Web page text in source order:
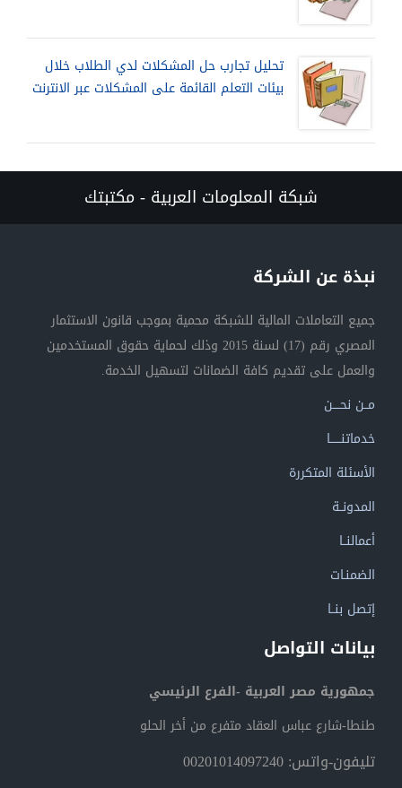
تحليل تجارب حل المشكلات لدي الطلاب خلال
بيئات التعلم القائمة على المشكلات عبر الانترنت
شبكة المعلومات العربية - مكتبتك
نبذة عن الشركة
جميع التعاملات المالية للشبكة محمية بموجب قانون الاستثمار
المصري رقم (17) لسنة 2015 وذلك لحماية حقوق المستخدمين
والعمل على تقديم كافة الضمانات لتسهيل الخدمة.
مــن نحــــن
خدماتنــــــا
الأسئلة المتكررة
المدونــة
أعمالنــا
الضمنـات
إتصل بنــا
بيانات التواصل
جمهورية مصر العربية -الفرع الرئيسي
طنطا-شارع عباس العقاد متفرع من أخر الحلو
تليفون-واتس: 00201014097240